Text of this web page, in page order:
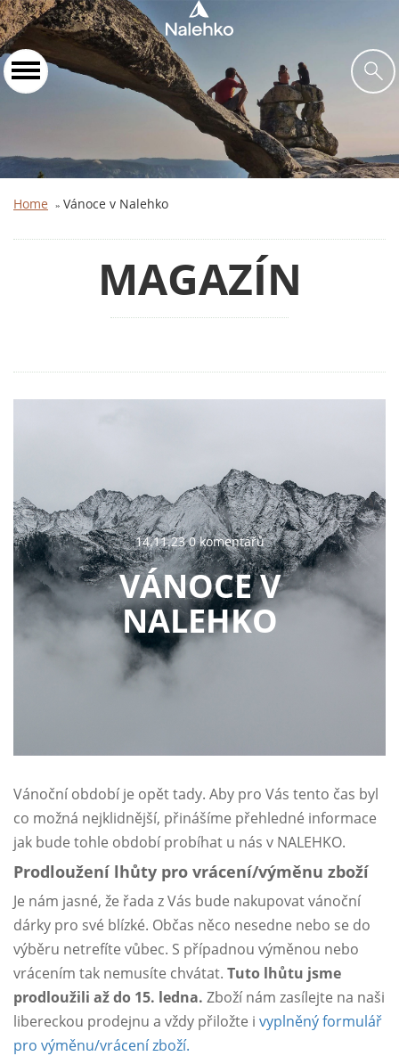
Home » Vánoce v Nalehko
MAGAZÍN
14.11.23 0 komentářů
VÁNOCE V
NALEHKO
Vánoční období je opět tady. Aby pro Vás tento čas byl
co možná nejklidnější, přinášíme přehledné informace
jak bude tohle období probíhat u nás v NALEHKO.
Prodloužení lhůty pro vrácení/výměnu zboží
Je nám jasné, že řada z Vás bude nakupovat vánoční
dárky pro své blízké. Občas něco nesedne nebo se do
výběru netrefíte vůbec. S případnou výměnou nebo
vrácením tak nemusíte chvátat. Tuto lhůtu jsme
prodloužili až do 15. ledna. Zboží nám zasílejte na naši
libereckou prodejnu a vždy přiložte i vyplněný formulář
pro výměnu/vrácení zboží.